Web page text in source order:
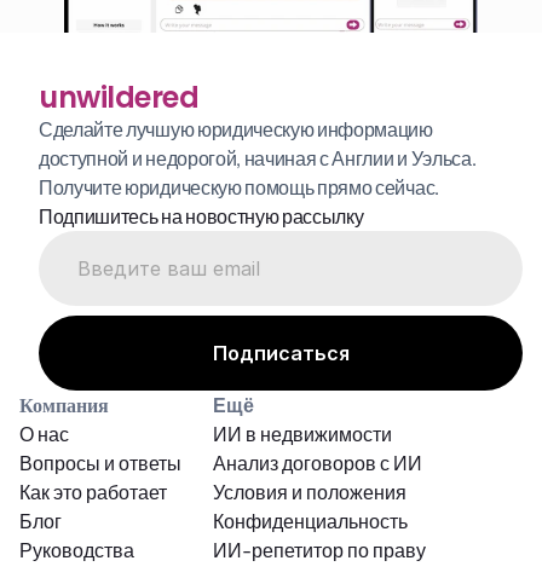
unwildered
Сделайте лучшую юридическую информацию
доступной и недорогой, начиная с Англии и Уэльса.
Получите юридическую помощь прямо сейчас.
Подпишитесь на новостную рассылку
Компания
О нас
Вопросы и ответы
Как это работает
Блог
Руководства
Ещё
Условия и положения
Анализ договоров с ИИ
ИИ-репетитор по праву
Конфиденциальность
ИИ в недвижимости